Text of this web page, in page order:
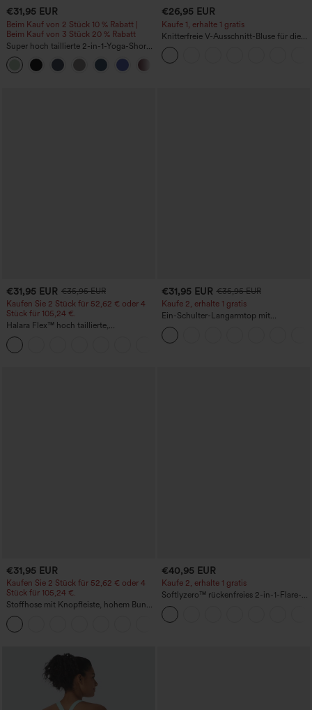
€31,95 EUR
Beim Kauf von 2 Stück 10 % Rabatt |
Beim Kauf von 3 Stück 20 % Rabatt
Super hoch taillierte 2-in-1-Yoga-Shorts
mit Gesäßtasche und Seitentasche-
längere Länge
€26,95 EUR
Kaufe 1, erhalte 1 gratis
Knitterfreie V-Ausschnitt-Bluse für die
Arbeit, kurzärmelig und oversized
€31,95 EUR €35,95 EUR
Kaufen Sie 2 Stück für 52,62 € oder 4
Stück für 105,24 €.
Halara Flex™ hoch taillierte,
figurformende Arbeitshose, die die Taille
schmaler wirken lässt, mit Taschen,
weitem Bein und Mikro-Waffelstruktur
€31,95 EUR €35,95 EUR
Kaufe 2, erhalte 1 gratis
Ein-Schulter-Langarmtop mit
Daumenloch, geschwungener Saum
(High-Low), schnell trocknend – Yoga-
Sporttop mit integriertem BH
€31,95 EUR
Kaufen Sie 2 Stück für 52,62 € oder 4
Stück für 105,24 €.
Stoffhose mit Knopfleiste, hohem Bund,
mehreren Taschen und geradem Bein
€40,95 EUR
Kaufe 2, erhalte 1 gratis
Softlyzero™ rückenfreies 2-in-1-Flare-
Trainingskleid – Wannabe – Easy Peezy